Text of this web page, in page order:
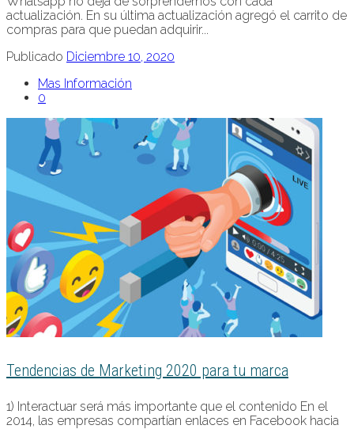
actualización. En su última actualización agregó el carrito de
compras para que puedan adquirir...
Publicado Diciembre 10, 2020
Mas Información
0
Tendencias de Marketing 2020 para tu marca
1) Interactuar será más importante que el contenido En el
2014, las empresas compartían enlaces en Facebook hacia